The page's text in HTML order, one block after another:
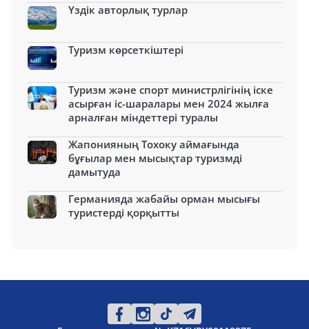
Үздік авторлық турлар
Туризм көрсеткіштері
Туризм және спорт министрлігінің іске
асырған іс-шаралары мен 2024 жылға
арналған міндеттері туралы
Жапонияның Тохоку аймағында
бұғылар мен мысықтар туризмді
дамытуда
Германияда жабайы орман мысығы
туристерді қорқытты